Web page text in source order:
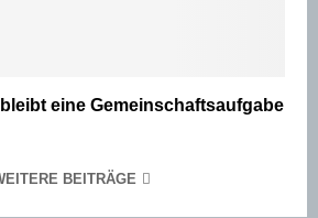
eine Gemeinschaftsaufgabe
BEITRÄGE